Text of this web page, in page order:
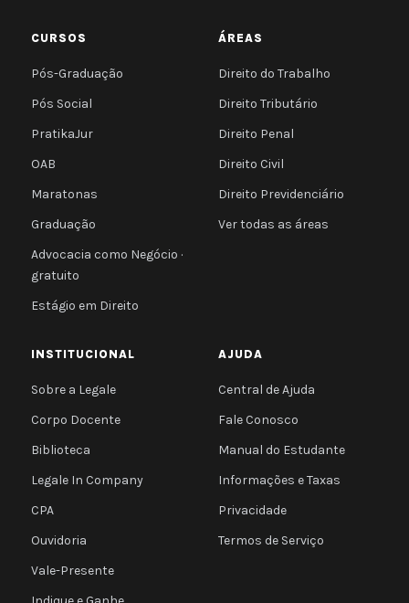
CURSOS
Pós-Graduação
Pós Social
PratikaJur
OAB
Maratonas
Graduação
Advocacia como Negócio ·
gratuito
Estágio em Direito
ÁREAS
Direito do Trabalho
Direito Tributário
Direito Penal
Direito Civil
Direito Previdenciário
Ver todas as áreas
INSTITUCIONAL
Sobre a Legale
Corpo Docente
Biblioteca
Legale In Company
CPA
Ouvidoria
Vale-Presente
AJUDA
Central de Ajuda
Fale Conosco
Manual do Estudante
Informações e Taxas
Privacidade
Termos de Serviço